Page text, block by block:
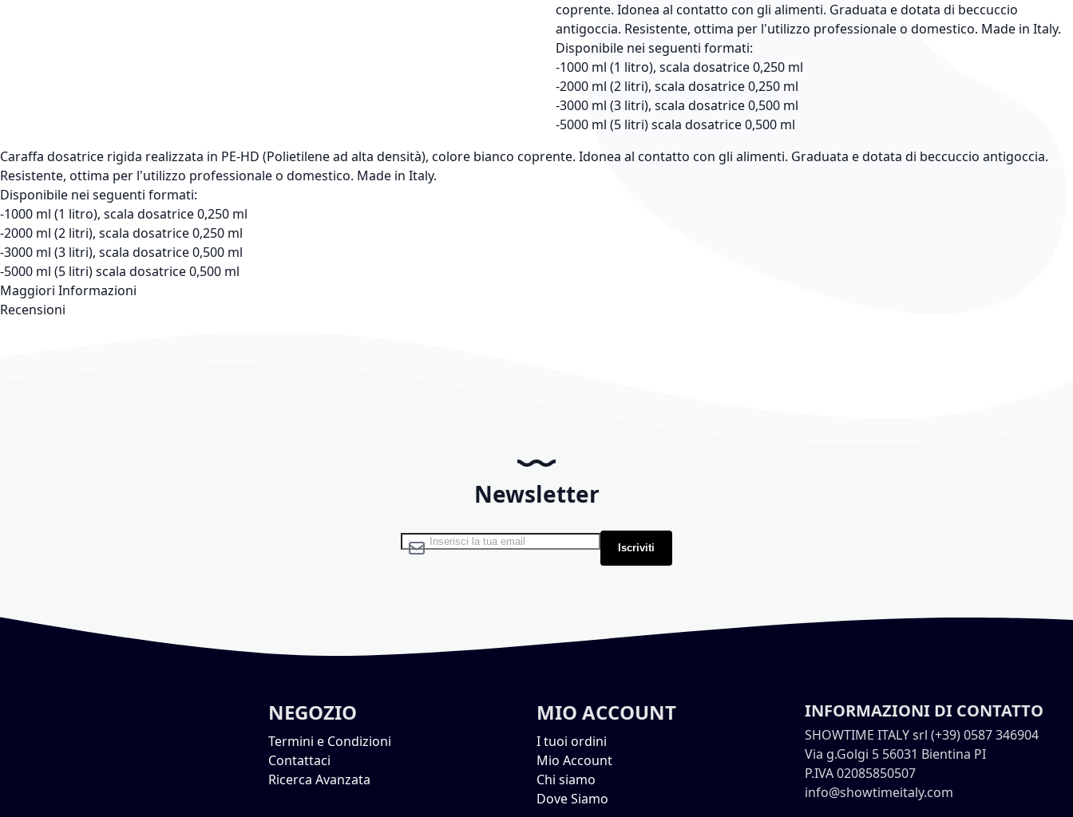
coprente. Idonea al contatto con gli alimenti. Graduata e dotata di beccuccio
antigoccia. Resistente, ottima per l'utilizzo professionale o domestico. Made in Italy.
Disponibile nei seguenti formati:
-1000 ml (1 litro), scala dosatrice 0,250 ml
-2000 ml (2 litri), scala dosatrice 0,250 ml
-3000 ml (3 litri), scala dosatrice 0,500 ml
-5000 ml (5 litri) scala dosatrice 0,500 ml
Caraffa dosatrice rigida realizzata in PE-HD (Polietilene ad alta densità), colore bianco coprente. Idonea al contatto con gli alimenti. Graduata e dotata di beccuccio antigoccia.
Resistente, ottima per l'utilizzo professionale o domestico. Made in Italy.
Disponibile nei seguenti formati:
-1000 ml (1 litro), scala dosatrice 0,250 ml
-2000 ml (2 litri), scala dosatrice 0,250 ml
-3000 ml (3 litri), scala dosatrice 0,500 ml
-5000 ml (5 litri) scala dosatrice 0,500 ml
Maggiori Informazioni
Recensioni
Newsletter
Iscriviti alla nostra Newsletter: Iscriviti
NEGOZIO
Termini e Condizioni
Contattaci
Ricerca Avanzata
MIO ACCOUNT
I tuoi ordini
Mio Account
Chi siamo
Dove Siamo
INFORMAZIONI DI CONTATTO
SHOWTIME ITALY srl (+39) 0587 346904
Via g.Golgi 5 56031 Bientina PI
P.IVA 02085850507
info@showtimeitaly.com